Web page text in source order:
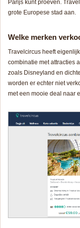
Parijs kunt proeven.
grote Europese stad aan.
Welke merken
Travelcircus heeft
combinatie met attracties
zoals Disneyland en
worden er echter niet
met een mooie deal naar